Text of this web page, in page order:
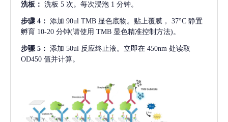
洗板： 洗板 5 次。每次浸泡 1 分钟。
步骤 4： 添加 90ul TMB 显色底物。贴上覆膜， 37°C 静置
孵育 10-20 分钟(请使用 TMB 显色精准控制方法)。
步骤 5： 添加 50ul 反应终止液。立即在 450nm 处读取
OD450 值并计算。